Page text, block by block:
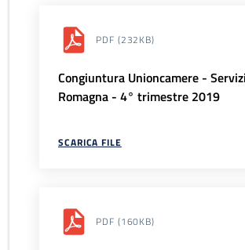
PDF (232KB)
Congiuntura Unioncamere -
Romagna - 4° trimestre 2019
SCARICA FILE
PDF (160KB)